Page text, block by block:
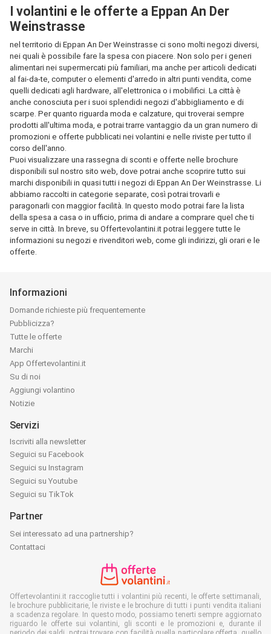
I volantini e le offerte a Eppan An Der
Weinstrasse
nel territorio di Eppan An Der Weinstrasse ci sono molti negozi diversi,
nei quali è possibile fare la spesa con piacere. Non solo per i generi
alimentari nei supermercati più familiari, ma anche per articoli dedicati
al fai-da-te, computer o elementi d'arredo in altri punti vendita, come
quelli dedicati agli hardware, all'elettronica o i mobilifici. La città è
anche conosciuta per i suoi splendidi negozi d'abbigliamento e di
scarpe. Per quanto riguarda moda e calzature, qui troverai sempre
prodotti all'ultima moda, e potrai trarre vantaggio da un gran numero di
promozioni e offerte pubblicati nei volantini e nelle riviste per tutto il
corso dell'anno.
Puoi visualizzare una rassegna di sconti e offerte nelle brochure
disponibili sul nostro sito web, dove potrai anche scoprire tutto sui
marchi disponibili in quasi tutti i negozi di Eppan An Der Weinstrasse. Li
abbiamo raccolti in categorie separate, così potrai trovarli e
paragonarli con maggior facilità. In questo modo potrai fare la lista
della spesa a casa o in ufficio, prima di andare a comprare quel che ti
serve in città. In breve, su Offertevolantini.it potrai leggere tutte le
informazioni su negozi e rivenditori web, come gli indirizzi, gli orari e le
offerte.
Informazioni
Domande richieste più frequentemente
Pubblicizza?
Tutte le offerte
Marchi
App Offertevolantini.it
Su di noi
Aggiungi volantino
Notizie
Servizi
Iscriviti alla newsletter
Seguici su Facebook
Seguici su Instagram
Seguici su Youtube
Seguici su TikTok
Partner
Sei interessato ad una partnership?
Contattaci
Offertevolantini.it raccoglie tutti i volantini più recenti, le offerte settimanali,
le brochure pubblicitarie, le riviste e le brochure di tutti i punti vendita italiani
a scadenza regolare. In questo modo, possiamo tenerti sempre aggiornato
riguardo le offerte sui volantini, gli sconti e le promozioni e, durante il